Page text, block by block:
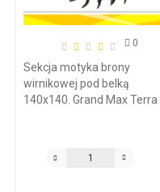
0
Sekcja motyka brony
wirnikowej pod belką
140х140. Grand Max Terra